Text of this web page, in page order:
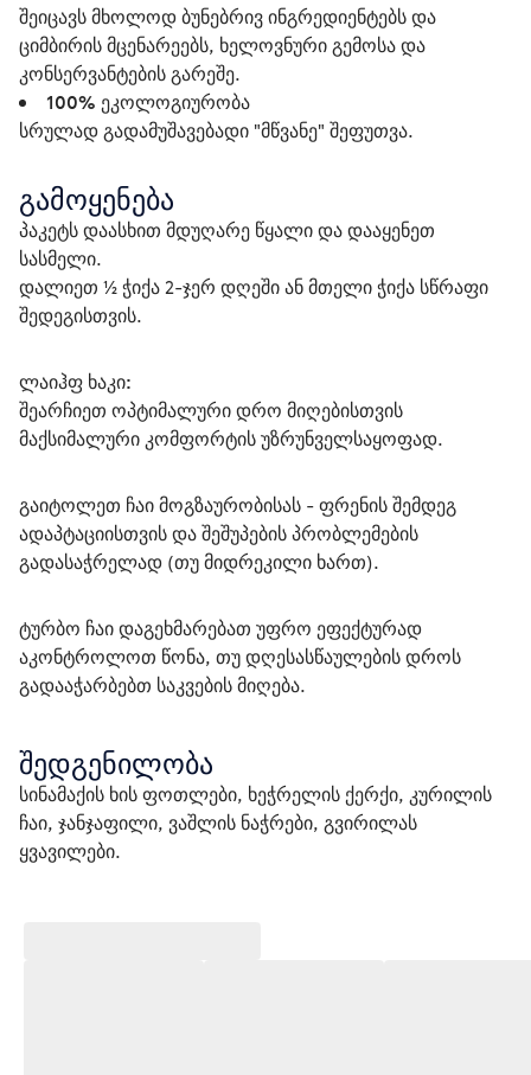
შეიცავს მხოლოდ ბუნებრივ ინგრედიენტებს და
ციმბირის მცენარეებს, ხელოვნური გემოსა და
კონსერვანტების გარეშე.
100% ეკოლოგიურობა
სრულად გადამუშავებადი "მწვანე" შეფუთვა.
გამოყენება
პაკეტს დაასხით მდუღარე წყალი და დააყენეთ
სასმელი.
დალიეთ ½ ჭიქა 2-ჯერ დღეში ან მთელი ჭიქა სწრაფი
შედეგისთვის.
ლაიჰფ ხაკი:
შეარჩიეთ ოპტიმალური დრო მიღებისთვის
მაქსიმალური კომფორტის უზრუნველსაყოფად.
გაიტოლეთ ჩაი მოგზაურობისას - ფრენის შემდეგ
ადაპტაციისთვის და შეშუპების პრობლემების
გადასაჭრელად (თუ მიდრეკილი ხართ).
ტურბო ჩაი დაგეხმარებათ უფრო ეფექტურად
აკონტროლოთ წონა, თუ დღესასწაულების დროს
გადააჭარბებთ საკვების მიღება.
შედგენილობა
სინამაქის ხის ფოთლები, ხეჭრელის ქერქი, კურილის
ჩაი, ჯანჯაფილი, ვაშლის ნაჭრები, გვირილას
ყვავილები.